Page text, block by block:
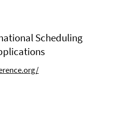
Scheduling